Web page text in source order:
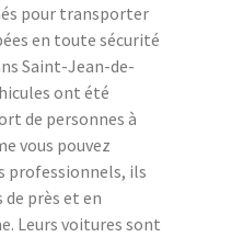
pour transporter
en toute sécurité
Saint-Jean-de-
ont été
de personnes à
vous pouvez
professionnels, ils
près et en
Leurs voitures sont